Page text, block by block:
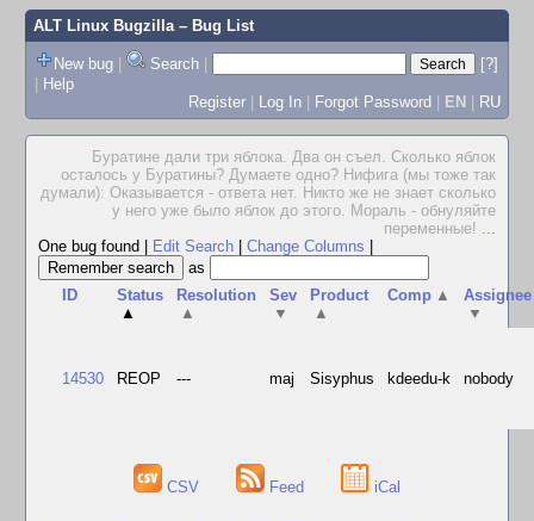
ALT Linux Bugzilla– Bug List
New bug | Search |
[?]
| Help
Register | Log In | Forgot Password | EN | RU
Буратине дали три яблока. Два он съел. Сколько яблок
осталось у Буратины? Думаете одно? Hифига (мы тоже так
думали): Оказывается - ответа нет. Hикто же не знает сколько
у него уже было яблок до этого. Мораль - обнуляйте
переменные! ...
One bug found
Edit Search Change Columns
as
ID
Status
▲
Resolution
▲
Sev
▼
Product
▲
Comp ▲
Assignee
▼
14530 REOP --- maj Sisyphus kdeedu-k nobody
CSV Feed iCal